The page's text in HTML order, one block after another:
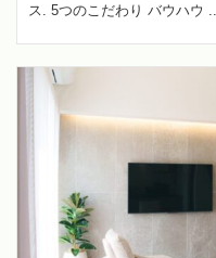
ス. 5つのこだわり バウハウ